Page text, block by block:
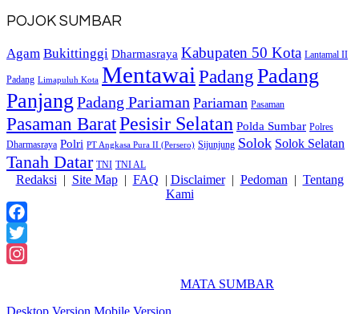
POJOK SUMBAR
Agam Bukittinggi Dharmasraya Kabupaten 50 Kota Lantamal II
Padang Limapuluh Kota Mentawai PadangPadang
Panjang Padang Pariaman Pariaman Pasaman
Pasaman BaratPesisir Selatan Polda Sumbar Polres
Dharmasraya Polri PT Angkasa Pura II (Persero) Sijunjung Solok Solok Selatan
Tanah Datar TNI TNI AL
Redaksi | Site Map| FAQ | Disclaimer| Pedoman | Tentang
Kami
Facebook
Twitter
MATA SUMBAR
Desktop Version Mobile Version